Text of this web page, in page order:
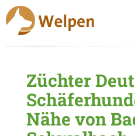
Züchter
Nähe von